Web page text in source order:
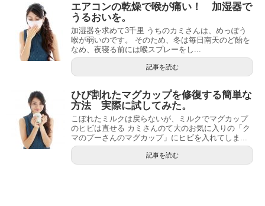
エアコンの乾燥で喉が痛い！ 加湿器で
うるおいを。
加湿器を求めて3千里 うちのカミさんは、めっぽう
喉が弱いのです。 そのため、冬は毎日南天のど飴を
なめ、夜寝る前には喉スプレーをし...
記事を読む
ひび割れたマグカップを修復する簡単な
方法 実際に試してみた。
こぼれたミルクは戻らないが、ミルクでマグカップ
のヒビは直せる カミさんのて大のお気に入りの「ク
マのプーさんのマグカップ」にヒビを入れてしま...
記事を読む